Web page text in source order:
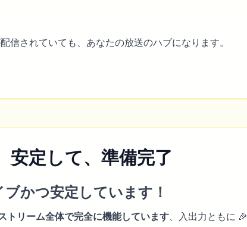
信されていても、あなたの放送のハブになります。
定して、準備完了
かつ安定しています！
トリーム全体で完全に機能しています 、入出力ともに 🎉